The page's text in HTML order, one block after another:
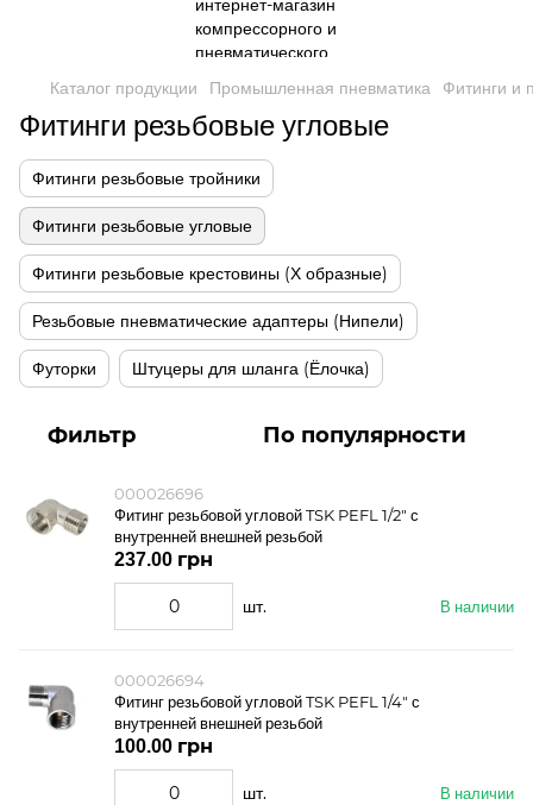
Каталог продукции Промышленная пневматика Фитинги и
Фитинги резьбовые угловые
Фитинги резьбовые тройники
Фитинги резьбовые угловые
Фитинги резьбовые крестовины (Х образные)
Резьбовые пневматические адаптеры (Нипели)
Футорки Штуцеры для шланга (Ёлочка)
Фильтр По популярности
000026696
Фитинг резьбовой угловой TSK PEFL 1/2" с
внутренней внешней резьбой
В наличии
237.00 грн
шт.
000026694
Фитинг резьбовой угловой TSK PEFL 1/4" с
внутренней внешней резьбой
В наличии
100.00 грн
шт.